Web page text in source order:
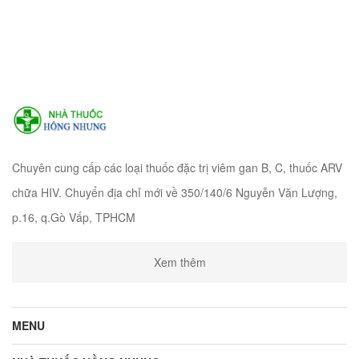
Chuyên cung cấp các loại thuốc đặc trị viêm gan B, C, thuốc ARV
chữa HIV. Chuyển địa chỉ mới về 350/140/6 Nguyễn Văn Lượng,
p.16, q.Gò Vấp, TPHCM
Xem thêm
MENU